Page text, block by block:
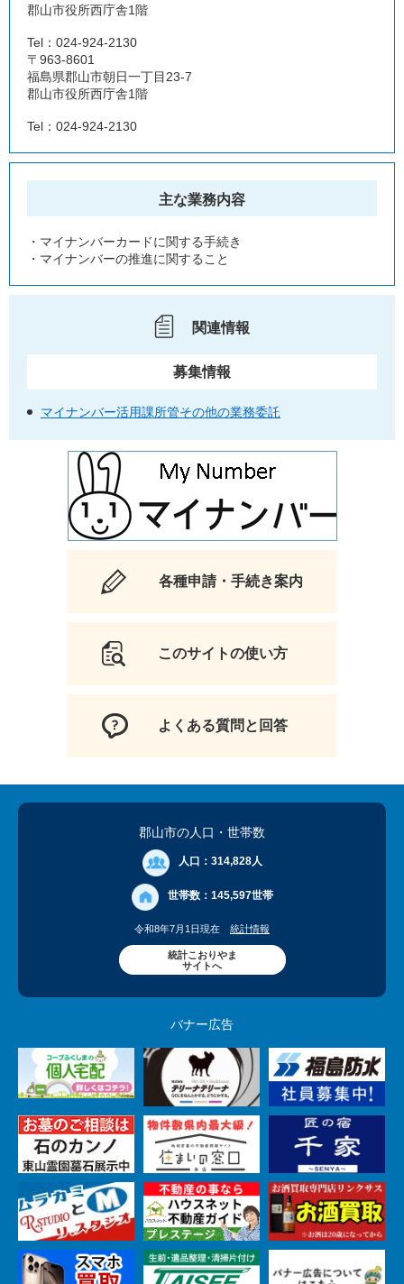
郡山市役所西庁舎1階
Tel：024-924-2130
〒963-8601
福島県郡山市朝日一丁目23-7
郡山市役所西庁舎1階
Tel：024-924-2130
主な業務内容
・マイナンバーカードに関する手続き
・マイナンバーの推進に関すること
関連情報
募集情報
マイナンバー活用課所管その他の業務委託
各種申請・手続き案内
このサイトの使い方
よくある質問と回答
郡山市の人口 ・世帯数
人口： 314,828人
世帯数： 145,597世帯
令和8年7月1日現在 統計情報
統計こおりやま
サイトへ
バナー広告